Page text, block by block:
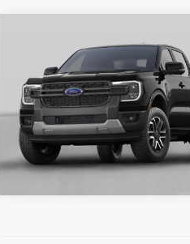
Ford Ranger
Raptor
VIN:1FTER4LR4TLE25365Valores:
Modelo:R4L
Disponible
Vende tu auto